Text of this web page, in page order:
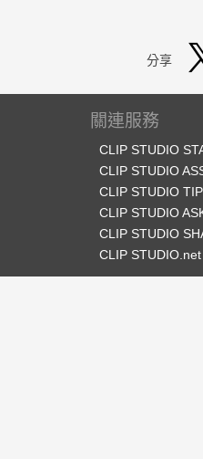
分享
關連服務
CLIP STUDIO
CLIP STUDIO
CLIP STUDIO
CLIP STUDIO
CLIP STUDIO
CLIP STUDIO.net